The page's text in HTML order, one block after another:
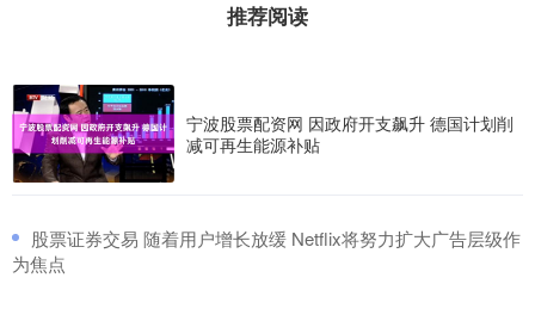
推荐阅读
宁波股票配资网 因政府开支飙升 德国计划削
减可再生能源补贴
​股票证券交易 随着用户增长放缓 Netflix将努力扩大广告层级作
为焦点